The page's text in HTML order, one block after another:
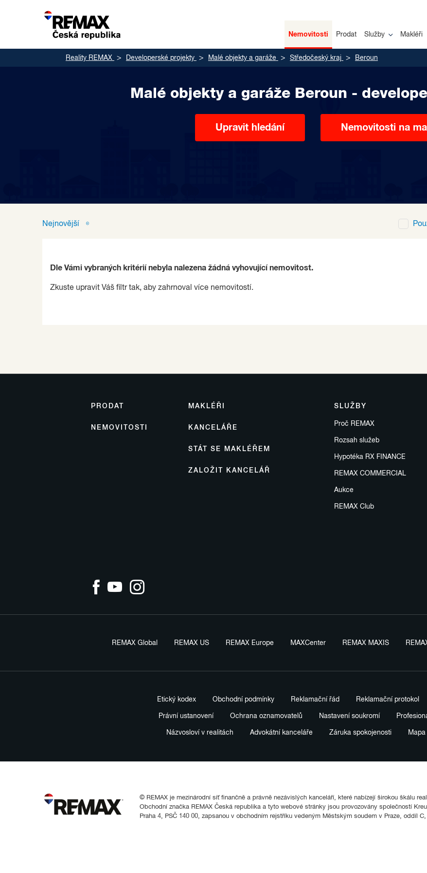
Nemovitosti Prodat Služby Makléři
Reality REMAX Developerské projekty Malé objekty a garáže Středočeský kraj Beroun
Malé objekty a garáže Beroun -
Upravit hledání Nemovitosti na
Nejnovější
Dle Vámi vybraných kritérií nebyla nalezena žádná vyhovující nemovitost.
Zkuste upravit Váš filtr tak, aby zahrnoval více nemovitostí.
PRODAT
NEMOVITOSTI
SLUŽBY
Proč REMAX
Rozsah služeb
Hypotéka RX FINANCE
REMAX COMMERCIAL
Aukce
REMAX Club
MAKLÉŘI
KANCELÁŘE
STÁT SE MAKLÉŘEM
ZALOŽIT KANCELÁŘ
REMAX Global REMAX US REMAX Europe MAXCenter REMAX MAXIS
Etický kodex Obchodní podmínky Reklamační řád Reklamační protokol
Právní ustanovení Ochrana oznamovatelů Nastavení soukromí
Názvosloví v realitách Advokátní kanceláře Záruka spokojenosti
© REMAX je mezinárodní síť finančně a právně nezávislých kanceláří, které nabízejí širokou škálu
Obchodní značka REMAX Česká republika a tyto webové stránky jsou provozovány společností
Praha 4, PSČ 140 00, zapsanou v obchodním rejstříku vedeným Městským soudem v Praze, oddíl